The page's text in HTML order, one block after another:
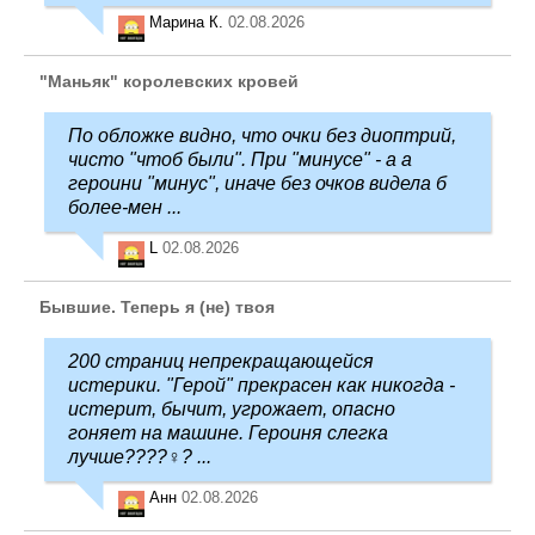
Марина К. 02.08.2026
"Маньяк" королевских кровей
По обложке видно, что очки без диоптрий,
чисто "чтоб были". При "минусе" - а а
героини "минус", иначе без очков видела б
более-мен ...
02.08.2026
Бывшие. Теперь я (не) твоя
200 страниц непрекращающейся
истерики. "Герой" прекрасен как никогда -
истерит, бычит, угрожает, опасно
гоняет на машине. Героиня слегка
лучше????‍♀️? ...
Анн 02.08.2026